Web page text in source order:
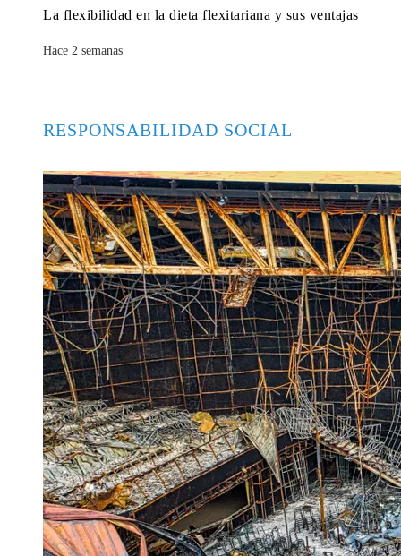
La flexibilidad en la dieta flexitariana y sus ventajas
Hace 2 semanas
RESPONSABILIDAD SOCIAL